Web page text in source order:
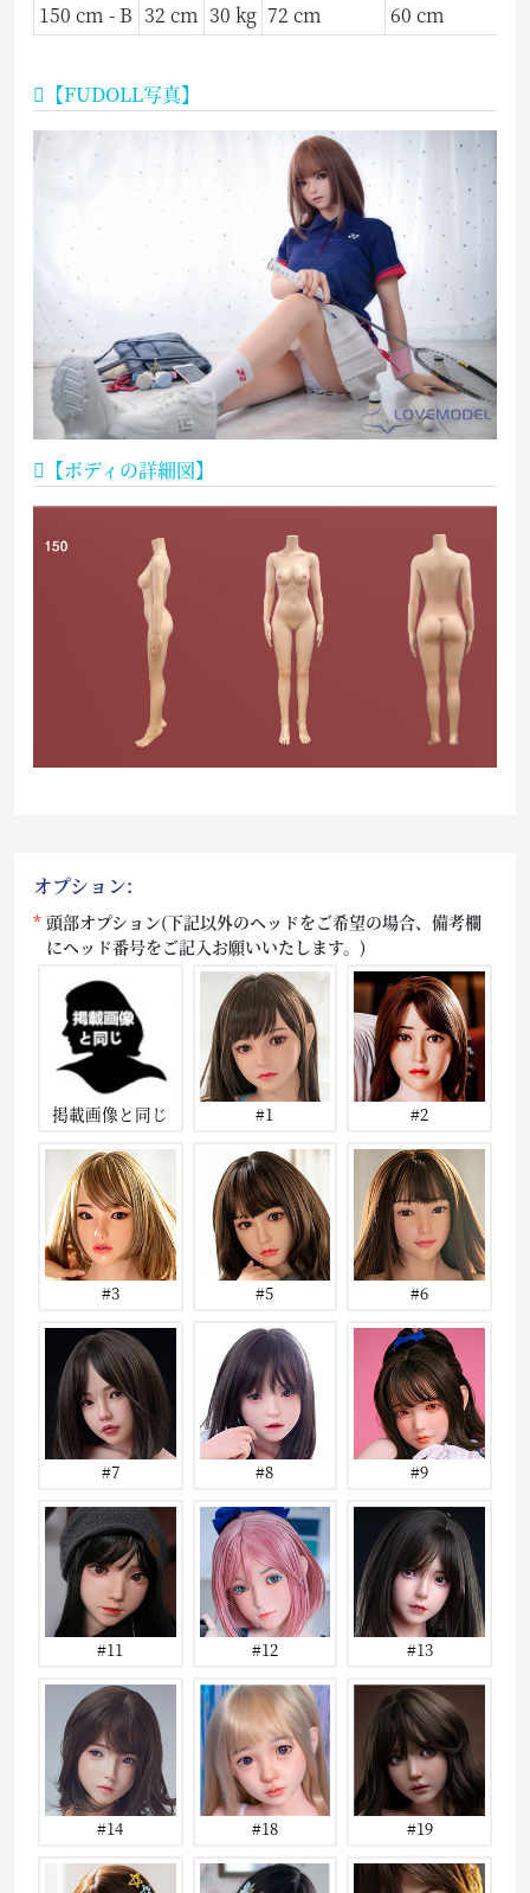
150 cm - B 32 cm 30 kg 72 cm 60 cm
【FUDOLL写真】
【ボディの詳細図】
オプション:
頭部オプション(下記以外のヘッドをご希望の場合、備考欄
にヘッド番号をご記入お願いいたします。)
掲載画像と同じ #1 #2
#3 #5 #6
#7 #8 #9
#11 #12 #13
#14 #18 #19